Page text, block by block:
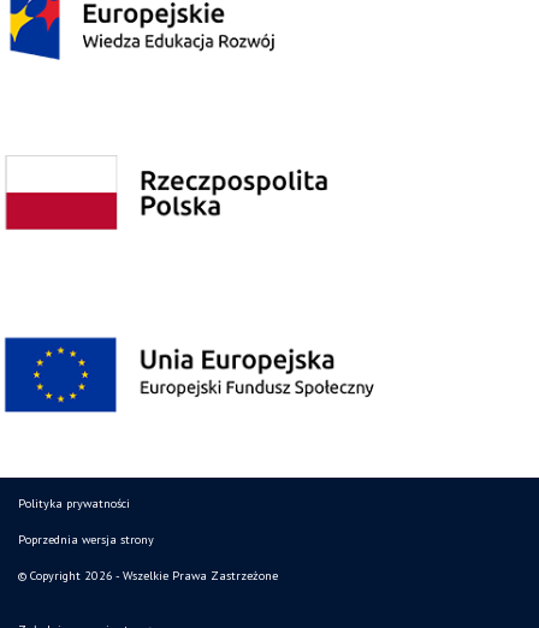
Polityka prywatności
Poprzednia wersja strony
© Copyright 2026 - Wszelkie Prawa Zastrzeżone